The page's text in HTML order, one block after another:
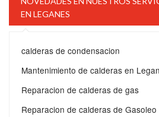
EN LEGANES
calderas de condensacion
Mantenimiento de calderas en
Reparacion de calderas de gas
Reparacion de calderas de Gasoleo